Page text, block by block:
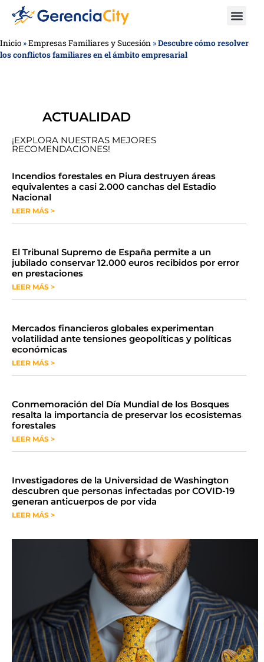
Inicio »Empresas Familiares y Sucesión »Descubre cómo resolver
los conflictos familiares en el ámbito empresarial
ACTUALIDAD
¡EXPLORA NUESTRAS MEJORES
RECOMENDACIONES!
​​​​Incendios forestales en Piura destruyen áreas
equivalentes a casi 2.000 canchas del Estadio
Nacional
LEER MÁS >
​El Tribunal Supremo de España permite a un
jubilado conservar 12.000 euros recibidos por error
en prestaciones
LEER MÁS >
Mercados financieros globales experimentan
volatilidad ante tensiones geopolíticas y políticas
económicas
LEER MÁS >
Conmemoración del Día Mundial de los Bosques
resalta la importancia de preservar los ecosistemas
forestales
LEER MÁS >
Investigadores de la Universidad de Washington
descubren que personas infectadas por COVID-19
generan anticuerpos de por vida
LEER MÁS >